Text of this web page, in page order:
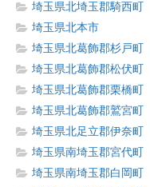
埼玉県北埼玉郡騎西町
埼玉県北本市
埼玉県北葛飾郡杉戸町
埼玉県北葛飾郡松伏町
埼玉県北葛飾郡栗橋町
埼玉県北葛飾郡鷲宮町
埼玉県北足立郡伊奈町
埼玉県南埼玉郡宮代町
埼玉県南埼玉郡白岡町